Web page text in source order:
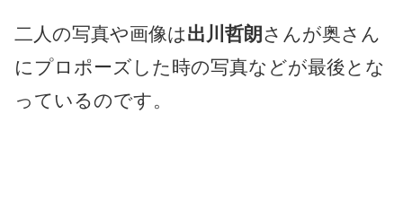
二人の写真や画像は出川哲朗 さんが奥さん
にプロポーズした時の写真などが最後とな
っているのです。